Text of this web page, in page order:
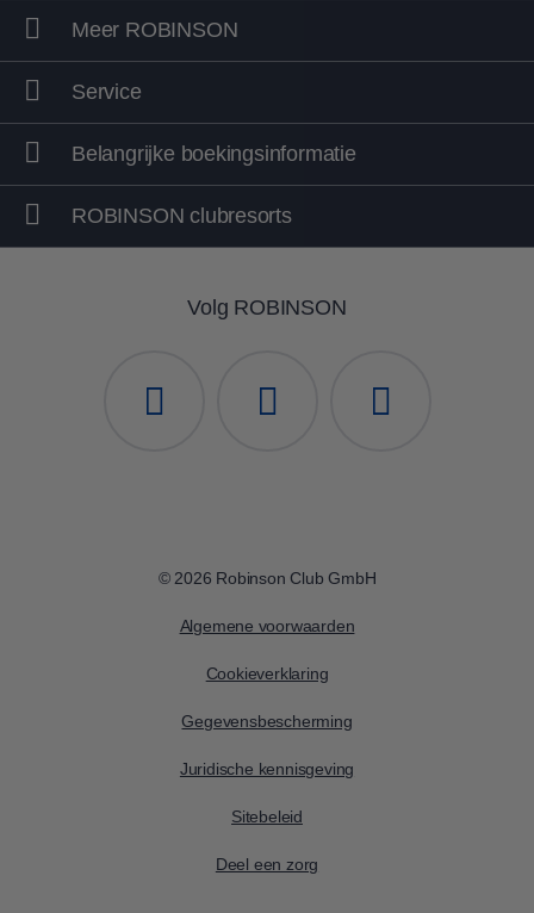
Meer ROBINSON
Service
Belangrijke boekingsinformatie
ROBINSON clubresorts
Volg ROBINSON
© 2026 Robinson Club GmbH
Algemene voorwaarden
Cookieverklaring
Gegevensbescherming
Juridische kennisgeving
Sitebeleid
Deel een zorg